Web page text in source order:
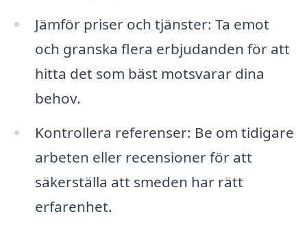
Jämför priser och tjänster: Ta emot
och granska flera erbjudanden för att
hitta det som bäst motsvarar dina
behov.
Kontrollera referenser: Be om tidigare
arbeten eller recensioner för att
säkerställa att smeden har rätt
erfarenhet.